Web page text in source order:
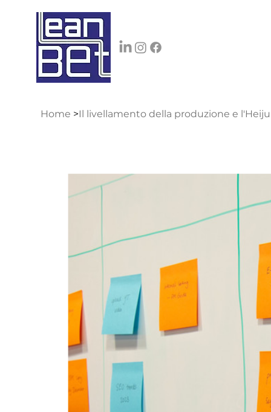
Home >Il livellamento della produzione e